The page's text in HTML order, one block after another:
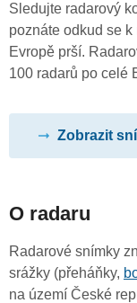
Sledujte radarový
poznáte odkud se
Evropě prší.
100 radarů po celé
Zobrazit
O radaru
Radarové snímky
srážky (přeháňky,
na území České